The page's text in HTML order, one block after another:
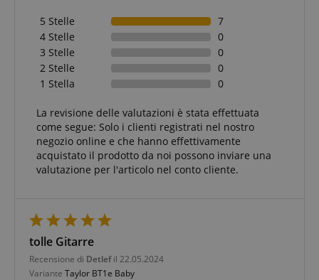
5 Stelle
7
4 Stelle
0
3 Stelle
0
2 Stelle
0
1 Stella
0
La revisione delle valutazioni è stata effettuata
come segue: Solo i clienti registrati nel nostro
negozio online e che hanno effettivamente
acquistato il prodotto da noi possono inviare una
valutazione per l'articolo nel conto cliente.
tolle Gitarre
Recensione di Detlefil 22.05.2024
Variante Taylor BT1e Baby